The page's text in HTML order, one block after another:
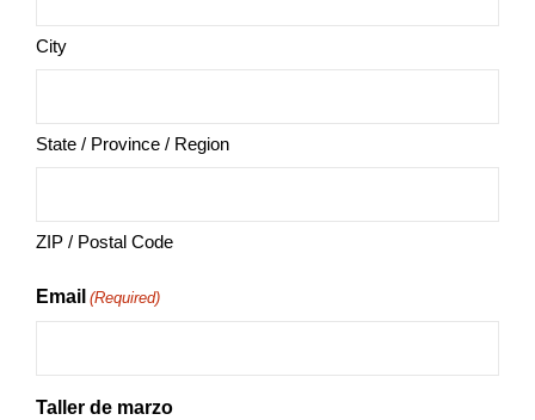
City
State / Province / Region
ZIP / Postal Code
Email (Required)
Taller de marzo